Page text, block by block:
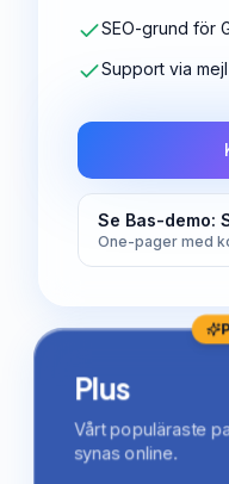
SEO-grund för
Support via mejl
Se Bas-demo:
One-pager med
Plus
Vårt populäraste
synas online.